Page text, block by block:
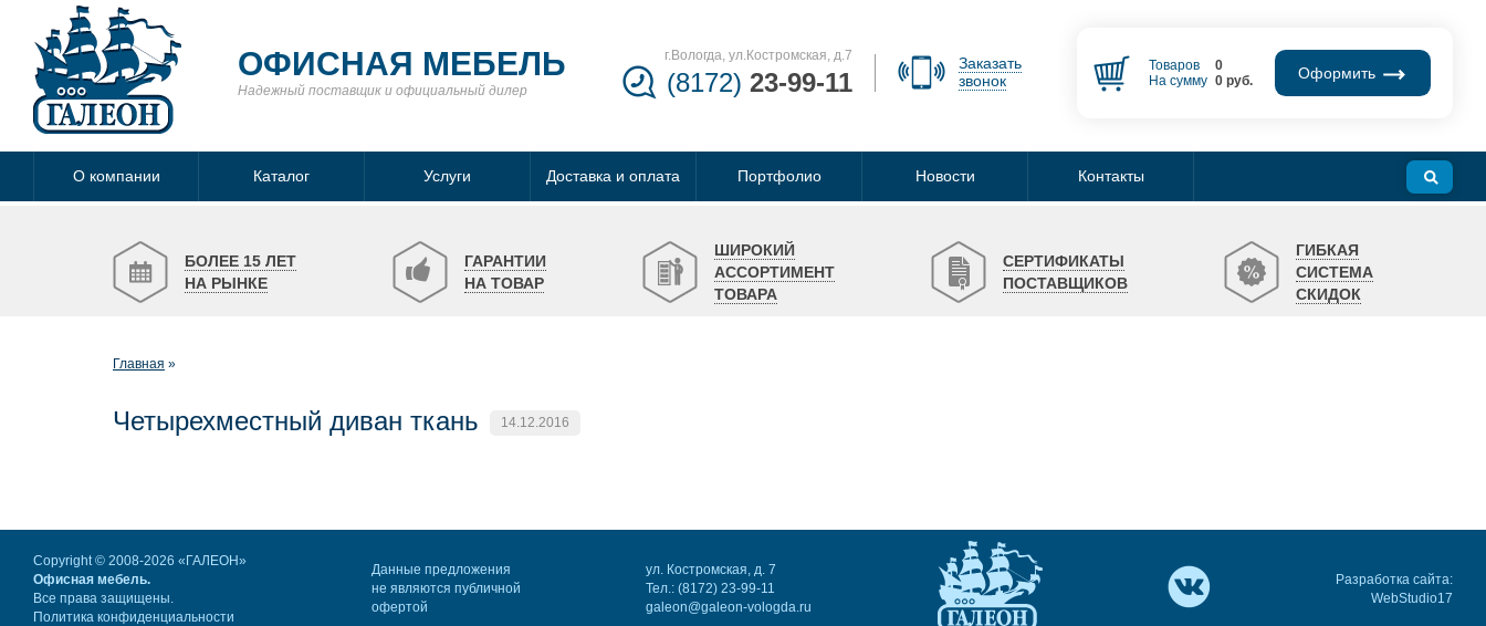
ОФИСНАЯ МЕБЕЛЬ
Надежный поставщик и официальный дилер
г.Вологда, ул.Костромская, д.7
(8172) 23-99-11
Заказать
звонок
Товаров
0
На сумму 0руб. Оформить
О компании Каталог Услуги Доставка и оплата Портфолио Новости Контакты
БОЛЕЕ 15 ЛЕТ
НА РЫНКЕ
ГАРАНТИИ
НА ТОВАР
ШИРОКИЙ
АССОРТИМЕНТ
ТОВАРА
СЕРТИФИКАТЫ
ПОСТАВЩИКОВ
ГИБКАЯ
СИСТЕМА
СКИДОК
Главная
Четырехместный диван ткань 14.12.2016
Copyright © 2008-2026 «ГАЛЕОН»
Офисная мебель.
Все права защищены.
Политика конфиденциальности
Данные предложения
не являются публичной
офертой
ул. Костромская, д. 7
Тел.: (8172) 23-99-11
galeon@galeon-vologda.ru
Разработка сайта:
WebStudio17